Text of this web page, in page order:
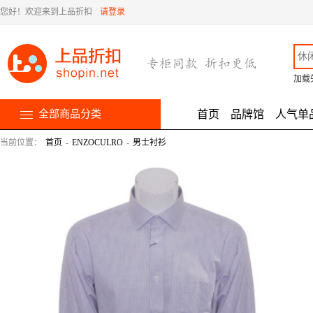
您好！欢迎来到上品折扣 请登录
加载
全部商品分类 首页 品牌馆 人气单
当前位置： 首页 - ENZOCULRO - 男士衬衫